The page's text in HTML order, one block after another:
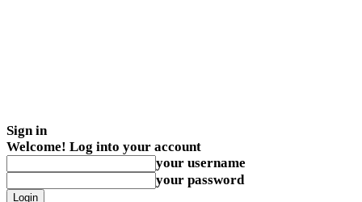
Sign in
Welcome! Log into your account
your username
your password